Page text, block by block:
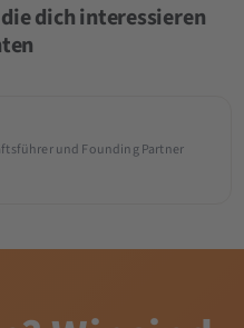
dich interessieren
und Founding Partner